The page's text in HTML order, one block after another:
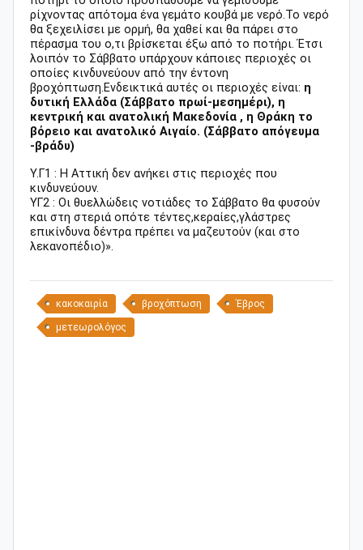
ρίχνοντας απότομα ένα γεμάτο κουβά με νερό.Το νερό
θα ξεχειλίσει με ορμή, θα χαθεί και θα πάρει στο
πέρασμα του ο,τι βρίσκεται έξω από το ποτήρι. Έτσι
λοιπόν το Σάββατο υπάρχουν κάποιες περιοχές οι
οποίες κινδυνεύουν από την έντονη
βροχόπτωση.Ενδεικτικά αυτές οι περιοχές είναι: η
δυτική Ελλάδα (Σάββατο πρωί-μεσημέρι), η
κεντρική και ανατολική Μακεδονία , η Θράκη το
βόρειο και ανατολικό Αιγαίο. (Σάββατο απόγευμα
-βράδυ)
Υ.Γ1 : Η Αττική δεν ανήκει στις περιοχές που
κινδυνεύουν.
ΥΓ2 : Οι θυελλώδεις νοτιάδες το Σάββατο θα φυσούν
και στη στεριά οπότε τέντες,κεραίες,γλάστρες
επικίνδυνα δέντρα πρέπει να μαζευτούν (και στο
λεκανοπέδιο)».
κακοκαιρία βροχόπτωση Έβρος
μετεωρολόγος